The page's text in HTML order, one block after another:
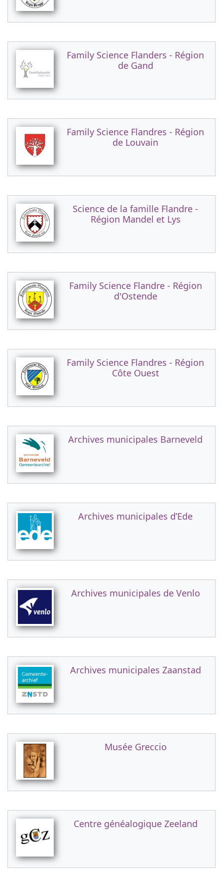
Family Science Flanders - Région
de Gand
Family Science Flandres - Région
de Louvain
Science de la famille Flandre -
Région Mandel et Lys
Family Science Flandre - Région
d'Ostende
Family Science Flandres - Région
Côte Ouest
Archives municipales Barneveld
Archives municipales d’Ede
Archives municipales de Venlo
Archives municipales Zaanstad
Musée Greccio
Centre généalogique Zeeland